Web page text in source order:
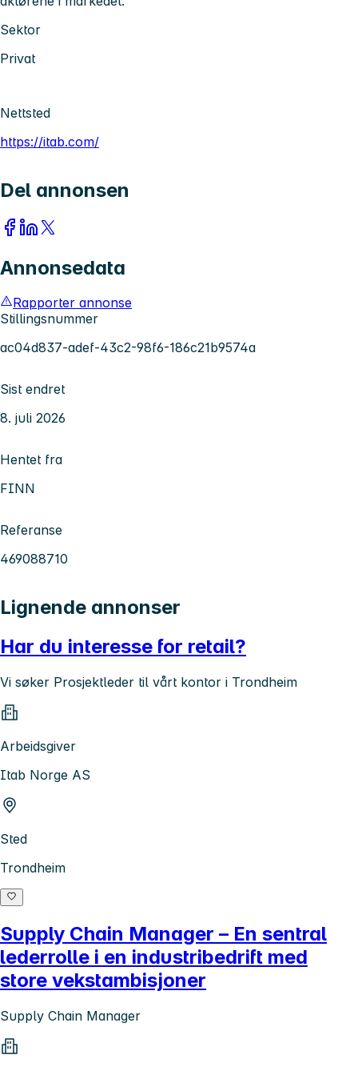
Sektor
Privat
Nettsted
https://itab.com/
Del annonsen
Annonsedata
Rapporter annonse
Stillingsnummer
ac04d837-adef-43c2-98f6-186c21b9574a
Sist endret
8. juli 2026
Hentet fra
FINN
Referanse
469088710
Lignende annonser
Har du interesse for retail?
Vi søker Prosjektleder til vårt kontor i Trondheim
Arbeidsgiver
Itab Norge AS
Sted
Trondheim
Supply Chain Manager – En sentral
lederrolle i en industribedrift med
store vekstambisjoner
Supply Chain Manager